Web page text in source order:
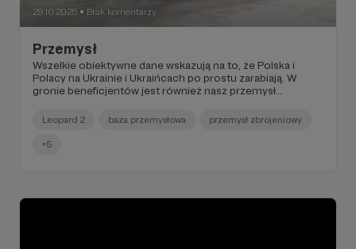
29.10.2025 ● Brak komentarzy
Przemysł
Wszelkie obiektywne dane wskazują na to, że Polska i
Polacy na Ukrainie i Ukraińcach po prostu zarabiają. W
gronie beneficjentów jest również nasz przemysł
Leopard 2 baza przemysłowa przemysł zbrojeniowy
+5